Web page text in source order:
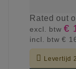
Ratedout
excl. btw€
incl. btw€
 Levertijd